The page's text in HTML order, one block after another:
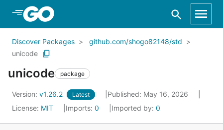
Skip to Main Content
Discover Packages
github.com/shogo82148/std
unicode
unicode package
Version: v1.26.2 Latest
Published: May 16, 2026
License: MIT Imports: 0 Imported by: 0